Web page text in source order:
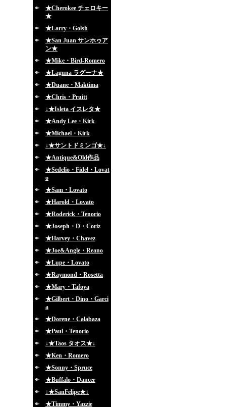
★Cherokee チェロキー
★
★Larry・Golsh
★San Juan サンホゥア
ン★
★Mike・Bird-Romero
★Laguna ラグーナ★
★Duane・Maktima
★Chris・Pruitt
↓★Isleta イスレタ★
★Andy Lee・Kirk
★Michael・Kirk
↓★サントドミンゴ★↓
★Antique&Old作品
★Sedelio・Fidel・Lovat
o
★Sam・Lovato
★Harold・Lovato
★Roderick・Tenorio
★Joseph・D・Coriz
★Harvey・Chavez
★Joe&Angle・Reano
★Lupe・Lovato
★Raymond・Rosetta
★Mary・Tafoya
★Gilbert・Dino・Garci
a
★Dorene・Calabaza
★Paul・Tenorio
↓★Taos タオス★↓
★Ken・Romero
★Sonny・Spruce
★Buffalo・Dancer
↓★SanFelipe★↓
★Timmy・Yazzie